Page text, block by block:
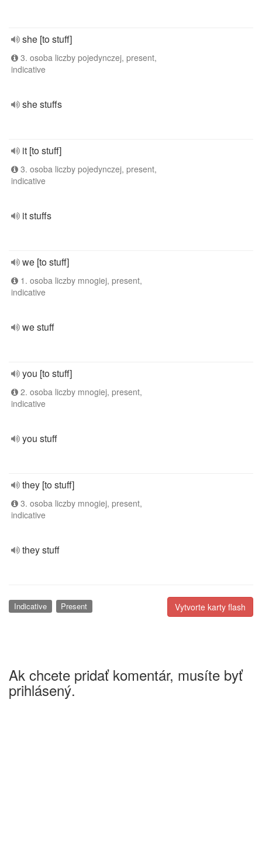
she [to stuff]
3. osoba liczby pojedynczej, present,
indicative
she stuffs
it [to stuff]
3. osoba liczby pojedynczej, present,
indicative
it stuffs
we [to stuff]
1. osoba liczby mnogiej, present,
indicative
we stuff
you [to stuff]
2. osoba liczby mnogiej, present,
indicative
you stuff
they [to stuff]
3. osoba liczby mnogiej, present,
indicative
they stuff
Vytvorte karty flash
Indicative Present
Ak chcete pridať komentár, musíte byť
prihlásený.